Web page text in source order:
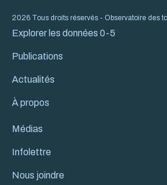
2026 Tous droits réservés - Observatoire des
Explorer les données 0-5
Publications
Actualités
À propos
Médias
Infolettre
Nous joindre